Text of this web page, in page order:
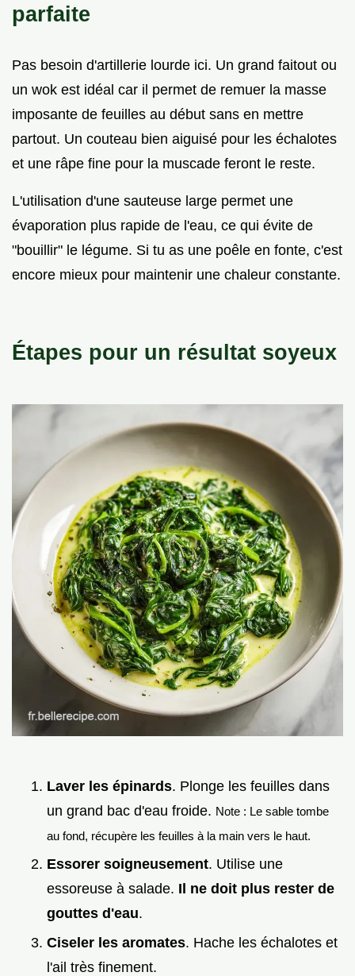
parfaite
Pas besoin d'artillerie lourde ici. Un grand faitout ou
un wok est idéal car il permet de remuer la masse
imposante de feuilles au début sans en mettre
partout. Un couteau bien aiguisé pour les échalotes
et une râpe fine pour la muscade feront le reste.
L'utilisation d'une sauteuse large permet une
évaporation plus rapide de l'eau, ce qui évite de
"bouillir" le légume. Si tu as une poêle en fonte, c'est
encore mieux pour maintenir une chaleur constante.
Étapes pour un résultat soyeux
Laver les épinards. Plonge les feuilles dans
un grand bac d'eau froide. Note : Le sable tombe
au fond, récupère les feuilles à la main vers le haut.
Essorer soigneusement. Utilise une
essoreuse à salade. Il ne doit plus rester de
gouttes d'eau.
Ciseler les aromates. Hache les échalotes et
l'ail très finement.